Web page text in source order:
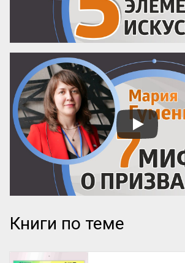
Книги по теме